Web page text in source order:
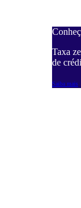
Taxa
de
Saiba mais